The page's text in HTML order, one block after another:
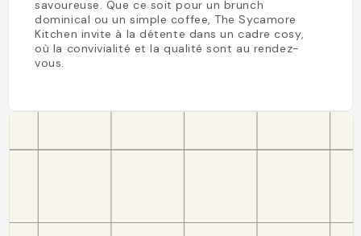
savoureuse. Que ce soit pour un brunch
dominical ou un simple coffee, The Sycamore
Kitchen invite à la détente dans un cadre cosy,
où la convivialité et la qualité sont au rendez-
vous.